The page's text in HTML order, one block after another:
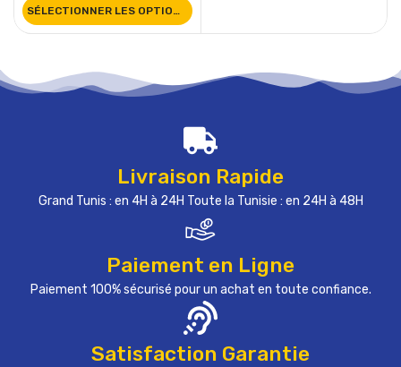
SÉLECTIONNER LES OPTIONS
Livraison Rapide
Grand Tunis : en 4H à 24H Toute la Tunisie : en 24H à 48H
Paiement en Ligne
Paiement 100% sécurisé pour un achat en toute confiance.
Satisfaction Garantie